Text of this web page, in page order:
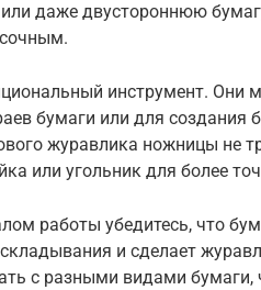
даже двустороннюю
инструмент. Они
бумаги или для создания
журавлика ножницы не
или угольник для более
работы убедитесь, что
и сделает
с разными видами